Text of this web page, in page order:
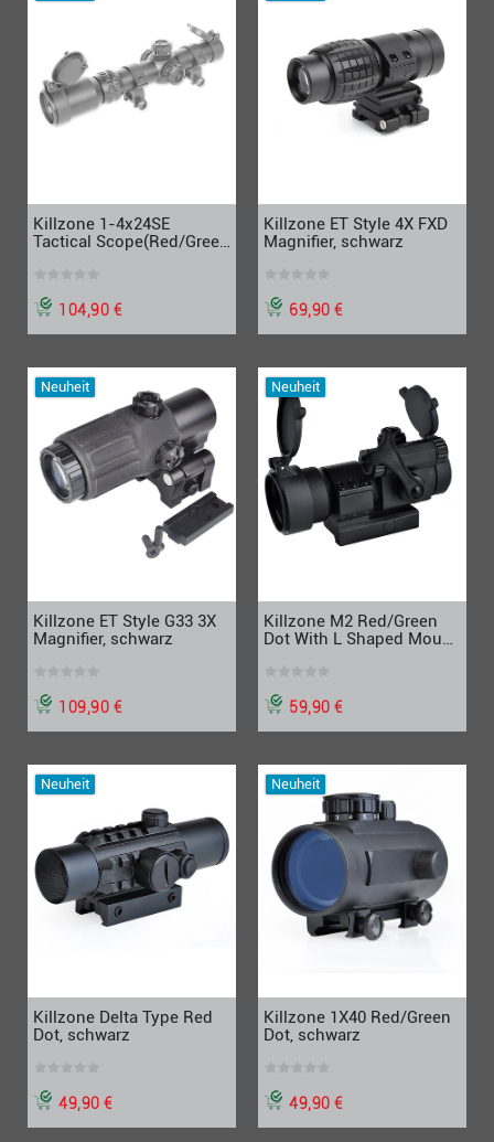
Killzone 1-4x24SE
Tactical Scope(Red/Green
104,90 €
Killzone ET Style 4X FXD
Magnifier, schwarz
69,90 €
Neuheit
Killzone ET Style G33 3X
Magnifier, schwarz
109,90 €
Neuheit
Killzone M2 Red/Green
Dot With L Shaped Mount,
59,90 €
Neuheit
Killzone Delta Type Red
Dot, schwarz
49,90 €
Neuheit
Killzone 1X40 Red/Green
Dot, schwarz
49,90 €